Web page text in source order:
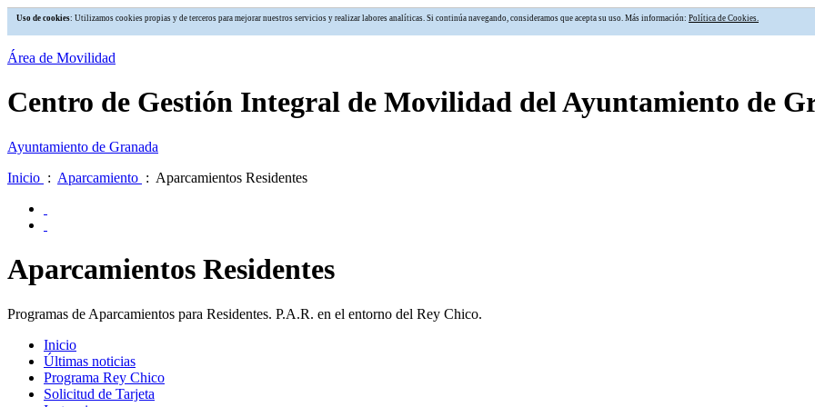
Uso de cookies: Utilizamos cookies propias y de terceros para mejorar nuestros servicios y realizar labores analíticas. Si continúa navegando, consideramos que acepta su uso. Más información: Política de Cookies.
Área de Movilidad
Centro de Gestión Integral de Movilidad del Ayuntamiento de
Ayuntamiento de Granada
Inicio : Aparcamiento : Aparcamientos Residentes
Aparcamientos Residentes
Programas de Aparcamientos para Residentes. P.A.R. en el entorno del Rey Chico.
Inicio
Últimas noticias
Programa Rey Chico
Solicitud de Tarjeta